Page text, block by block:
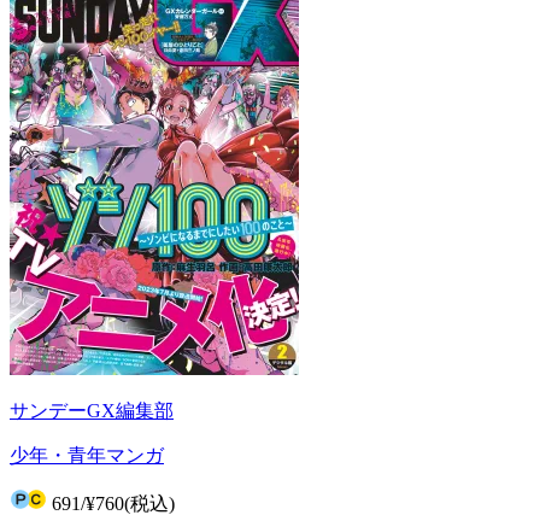
サンデーGX編集部
少年・青年マンガ
691/¥760(税込)